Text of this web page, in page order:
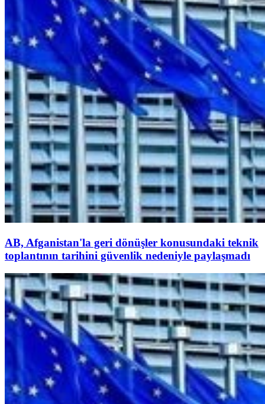
AB, Afganistan'la geri dönüşler konusundaki teknik
toplantının tarihini güvenlik nedeniyle paylaşmadı